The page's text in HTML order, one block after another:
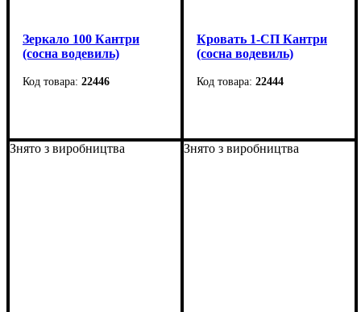
Зеркало 100 Кантри
(сосна водевиль)
22446
Высота: 1065 мм
Глубина: 110 мм
Кровать 1-СП Кантри
(сосна водевиль)
22444
Высота: 810 мм
Глубина: 2160 мм
Знято з виробництва Знято з виробництва